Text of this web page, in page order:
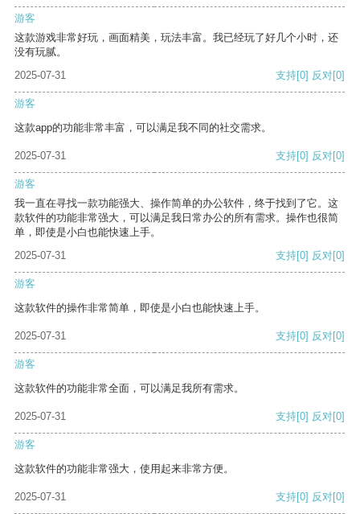
游客
这款游戏非常好玩，画面精美，玩法丰富。我已经玩了好几个小时，还
没有玩腻。
2025-07-31
支持[0] 反对[0]
游客
这款app的功能非常丰富，可以满足我不同的社交需求。
2025-07-31 支持[0] 反对[0]
游客
我一直在寻找一款功能强大、操作简单的办公软件，终于找到了它。这
款软件的功能非常强大，可以满足我日常办公的所有需求。操作也很简
单，即使是小白也能快速上手。
2025-07-31
支持[0] 反对[0]
游客
这款软件的操作非常简单，即使是小白也能快速上手。
2025-07-31 支持[0] 反对[0]
游客
这款软件的功能非常全面，可以满足我所有需求。
2025-07-31 支持[0] 反对[0]
游客
这款软件的功能非常强大，使用起来非常方便。
2025-07-31 支持[0] 反对[0]